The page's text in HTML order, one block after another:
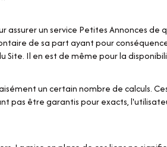
un service Petites Annonces de
de sa part ayant pour
Il en est de même pour la
un certain nombre de calculs.
pas être garantis pour exacts,